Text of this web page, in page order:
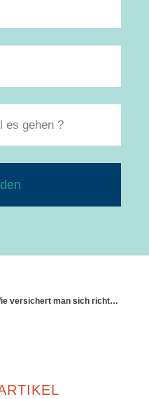
Wie versichert man sich richtig gegen Asbest